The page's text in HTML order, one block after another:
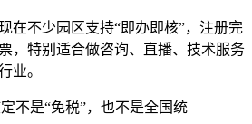
在不少园区支持“即办即核”，注册完
，特别适合做咨询、直播、技术服务
业。
不是“免税”，也不是全国统